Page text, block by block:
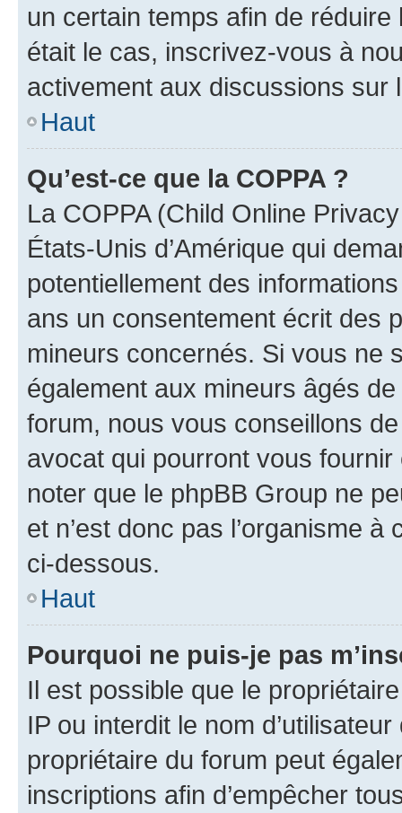
un certain temps afin de
était le cas, inscrivez-vous à
activement aux discussions sur
Haut
Qu’est-ce que la COPPA ?
La COPPA (Child Online
États-Unis d’Amérique qui
potentiellement des
ans un consentement écrit des
mineurs concernés. Si vous ne
également aux mineurs âgés
forum, nous vous conseillons
avocat qui pourront vous
noter que le phpBB Group ne
et n’est donc pas l’organisme
ci-dessous.
Haut
Pourquoi ne puis-je pas
Il est possible que le
IP ou interdit le nom
propriétaire du forum peut
inscriptions afin d’empêcher